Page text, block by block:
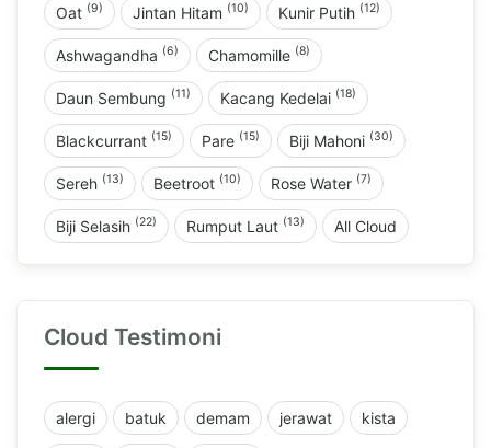
Oat (9) Jintan Hitam (10) Kunir Putih (12)
Ashwagandha (6) Chamomille (8)
Daun Sembung (11) Kacang Kedelai (18)
Blackcurrant (15) Pare (15) Biji Mahoni (30)
Sereh (13) Beetroot (10) Rose Water (7)
Biji Selasih (22) Rumput Laut (13) All Cloud
Cloud Testimoni
alergi batuk demam jerawat kista